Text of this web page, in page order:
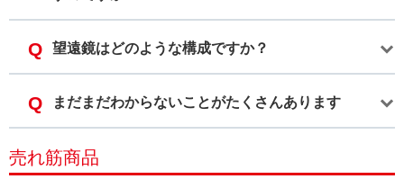
望遠鏡はどのような構成ですか？
まだまだわからないことがたくさんあります
売れ筋商品